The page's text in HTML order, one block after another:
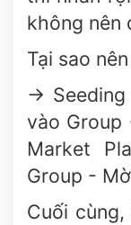
không nên
Tại sao
->
vào Group
Market
Group -
Cuối